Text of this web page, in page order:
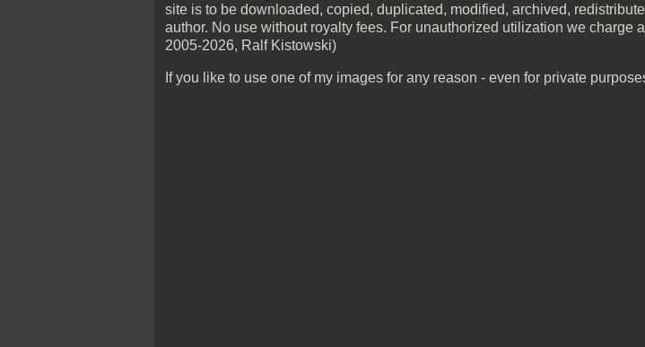
site is to be downloaded, copied, duplicated, modified, archived,
author. No use without royalty fees. For unauthorized utilization we charge
2005-2026, Ralf Kistowski)
If you like to use one of my images for any reason - even for private